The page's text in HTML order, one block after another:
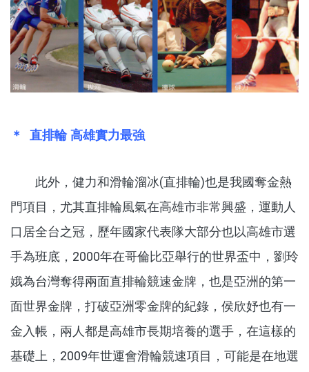
＊ 直排輪 高雄實力最強
此外，健力和滑輪溜冰(直排輪)也是我國奪金熱
門項目，尤其直排輪風氣在高雄市非常興盛，運動人
口居全台之冠，歷年國家代表隊大部分也以高雄市選
手為班底，2000年在哥倫比亞舉行的世界盃中，劉玲
娥為台灣奪得兩面直排輪競速金牌，也是亞洲的第一
面世界金牌，打破亞洲零金牌的紀錄，侯欣妤也有一
金入帳，兩人都是高雄市長期培養的選手，在這樣的
基礎上，2009年世運會滑輪競速項目，可能是在地選